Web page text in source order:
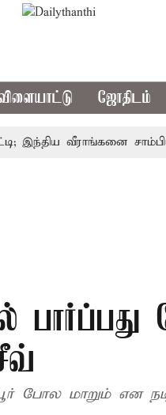
ஜோதிடம்
வீராங்கனை சாம்பியன்
போல மாறும் என